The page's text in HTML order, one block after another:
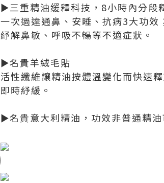
►三重精油缓釋科技，8小時內分段
一次過達通鼻、安睡、抗病3大功效
紓解鼻敏、呼吸不暢等不適症狀。
►名貴羊絨毛貼
活性纖維讓精油按體溫變化而快速釋
即時紓緩。
►名貴意大利精油，功效非普通精油